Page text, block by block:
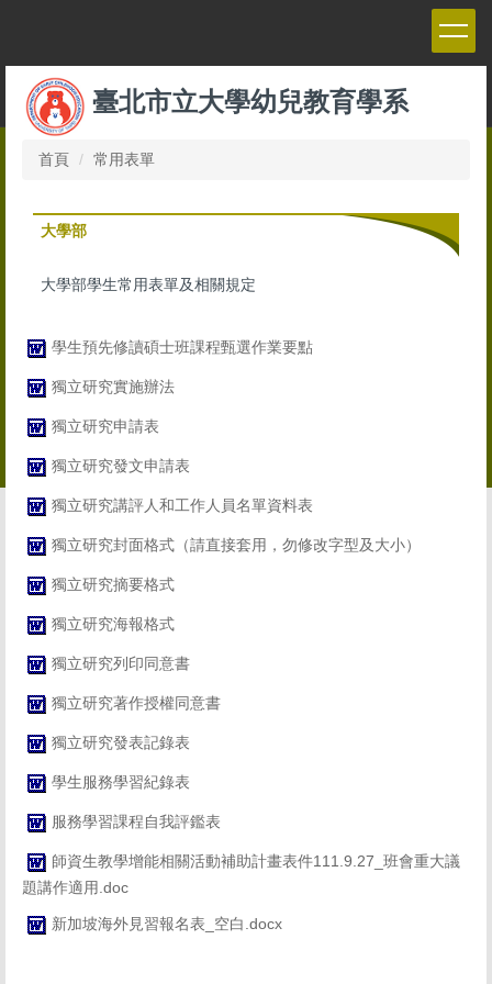
臺北市立大學幼兒教育學系
首頁 常用表單
大學部
大學部學生常用表單及相關規定
學生預先修讀碩士班課程甄選作業要點
獨立研究實施辦法
獨立研究申請表
獨立研究發文申請表
獨立研究講評人和工作人員名單資料表
獨立研究封面格式（請直接套用，勿修改字型及大小）
獨立研究摘要格式
獨立研究海報格式
獨立研究列印同意書
獨立研究著作授權同意書
獨立研究發表記錄表
學生服務學習紀錄表
服務學習課程自我評鑑表
師資生教學增能相關活動補助計畫表件111.9.27_班會重大議
題講作適用.doc
新加坡海外見習報名表_空白.docx